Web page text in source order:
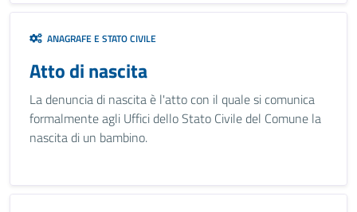
ANAGRAFE E STATO CIVILE
Atto di nascita
La denuncia di nascita è l'atto con il quale si comunica
formalmente agli Uffici dello Stato Civile del Comune la
nascita di un bambino.